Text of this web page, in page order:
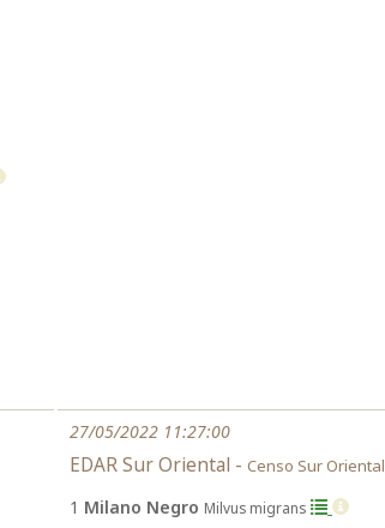
27/05/2022 11:27:00
EDAR Sur Oriental - Censo Sur Oriental
1 Milano Negro Milvus migrans